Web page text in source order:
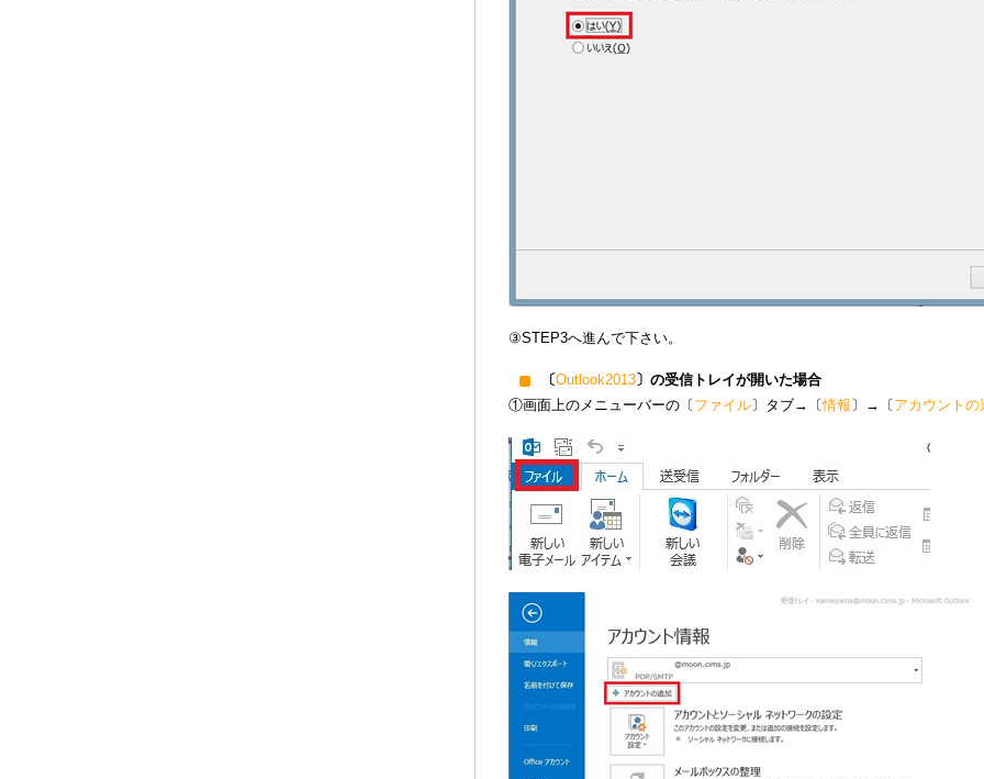
③STEP3へ進んで下さい。
〔Outlook2013〕の受信トレイが開いた場合
①画面上のメニューバーの〔 ファイル〕タブ→〔情報 〕→〔 アカウントの